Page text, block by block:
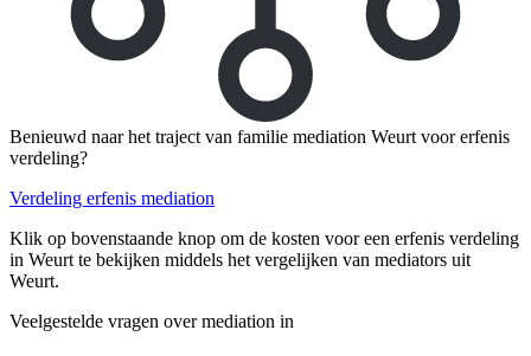
Benieuwd naar het traject van familie mediation Weurt voor erfenis
verdeling?
Verdeling erfenis mediation
Klik op bovenstaande knop om de kosten voor een erfenis verdeling
in Weurt te bekijken middels het vergelijken van mediators uit
Weurt.
Veelgestelde vragen over mediation in